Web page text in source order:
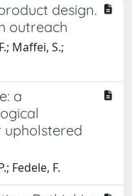
design.
outreach
Maffei, S.;
a
Fedele, F.